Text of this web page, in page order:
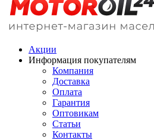
Акции
Информация покупателям
Компания
Доставка
Оплата
Гарантия
Оптовикам
Статьи
Контакты